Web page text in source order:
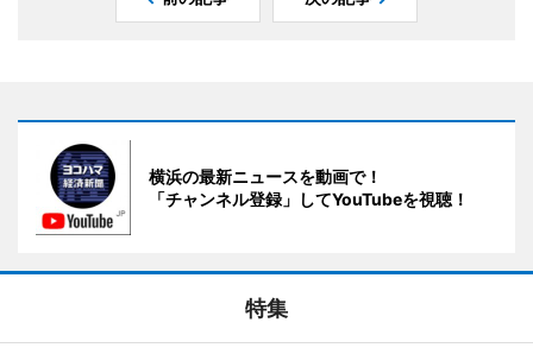
横浜の最新ニュースを動画で！
「チャンネル登録」してYouTubeを視聴！
特集